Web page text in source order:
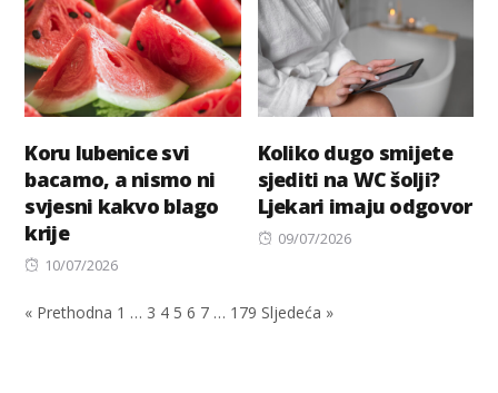
Koru lubenice svi
bacamo, a nismo ni
svjesni kakvo blago
krije
Posted
10/07/2026
Koliko dugo smijete
sjediti na WC šolji?
Ljekari imaju odgovor
Posted
09/07/2026
« Prethodna 1 … 3 4 5 6 7 … 179 Sljedeća »